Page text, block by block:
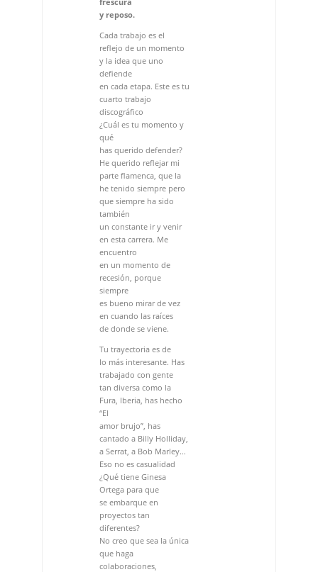
y reposo.
Cada trabajo es el
reflejo de un momento
y la idea que uno
defiende
en cada etapa. Este es tu
cuarto trabajo
discográfico
¿Cuál es tu momento y
qué
has querido defender?
He querido reflejar mi
parte flamenca, que la
he tenido siempre pero
que siempre ha sido
también
un constante ir y venir
en esta carrera. Me
encuentro
en un momento de
recesión, porque
siempre
es bueno mirar de vez
en cuando las raíces
de donde se viene.
Tu trayectoria es de
lo más interesante. Has
trabajado con gente
tan diversa como la
Fura, Iberia, has hecho
“El
amor brujo”, has
cantado a Billy Holliday,
a Serrat, a Bob Marley…
Eso no es casualidad
¿Qué tiene Ginesa
Ortega para que
se embarque en
proyectos tan
diferentes?
No creo que sea la única
que haga
colaboraciones,